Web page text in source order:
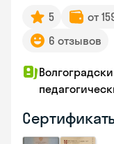
5 от
6 отзывов